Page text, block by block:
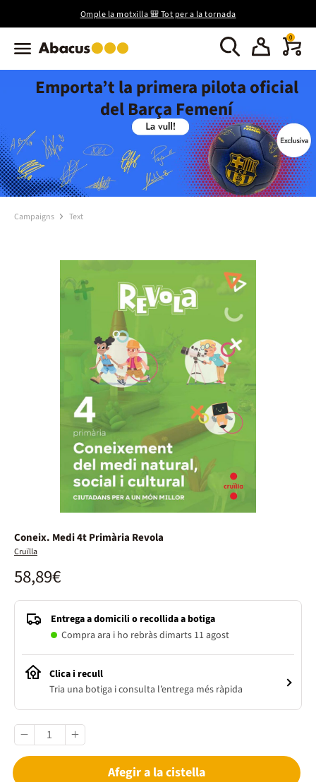
Omple la motxilla 🎒 Tot per a la tornada
0
Emporta’t la primera pilota oficial
del Barça Femení
Campaigns Text
Coneix. Medi 4t Primària Revola
Cruïlla
58,89€
Entrega a domicili o recollida a botiga
Compra ara i ho rebràs dimarts 11 agost
Clica i recull
Tria una botiga i consulta l’entrega més ràpida
Afegir a la cistella